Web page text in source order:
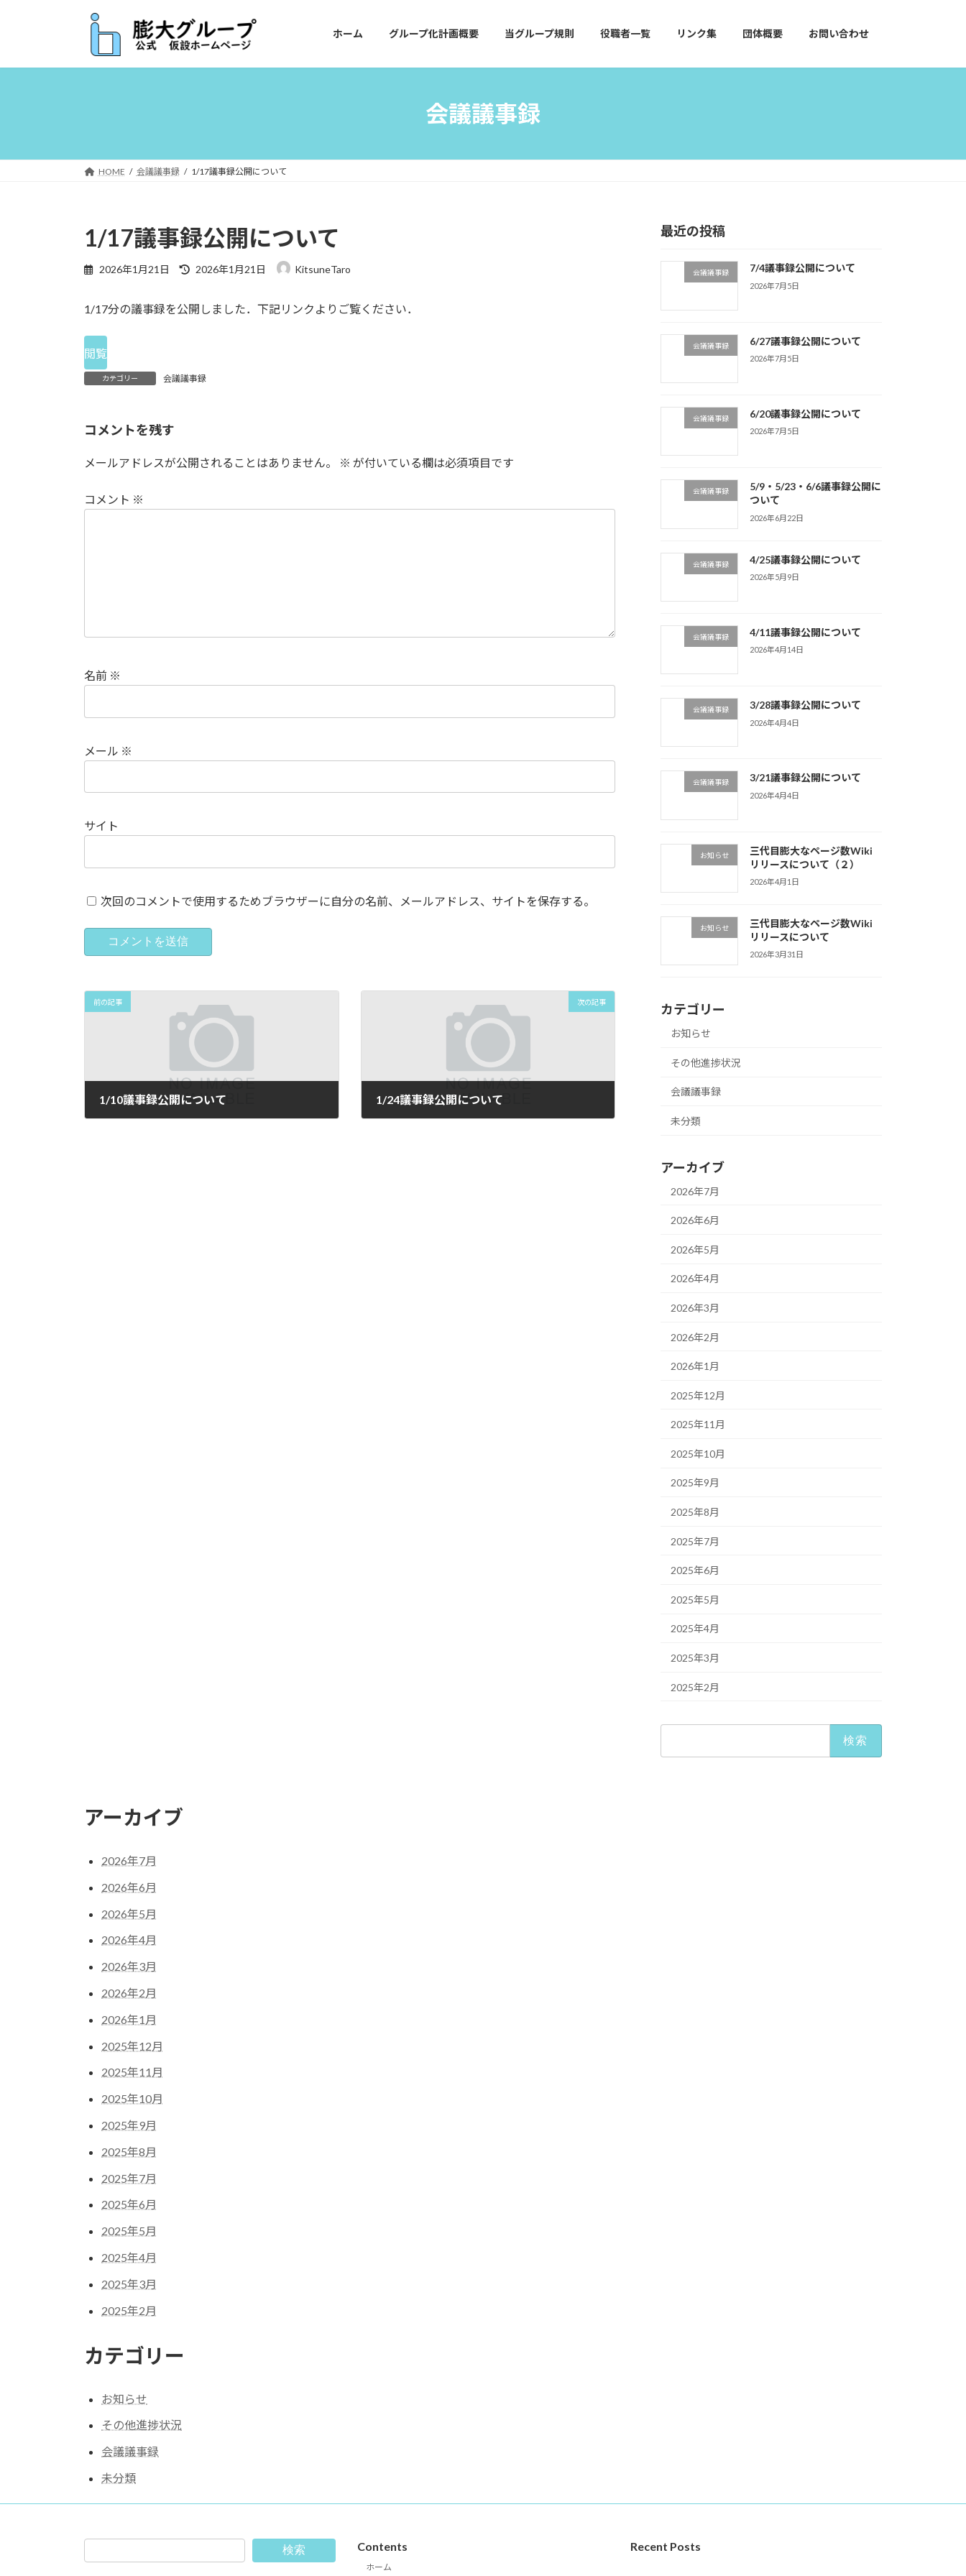
プ
動
ホーム グループ化計画概要 当グループ規則 役職者一覧 リンク集 団体概要 お問い合わせ
会議議事録
HOME 会議議事録 1/17議事録公開について
1/17議事録公開について
2026年1月21日
最
新
2026年1月21日 KitsuneTaro
1/17分の議事録を公開しました．下記リンクよりご覧ください．
閲覧
カテゴリー 会議議事録
コメントを残す
メールアドレスが公開されることはありません。 ※ が付いている欄は必須項目です
コメント ※
名前 ※
メール ※
サイト
次回のコメントで使用するためブラウザーに自分の名前、メールアドレス、サイトを保存する。
前の記事
1/10議事録公開について
次の記事
1/24議事録公開について
最近の投稿
会議議事録 7/4議事録公開について
2026年7月5日
会議議事録 6/27議事録公開について
2026年7月5日
会議議事録 6/20議事録公開について
2026年7月5日
会議議事録
5/9・5/23・6/6議事録公開に
ついて
2026年6月22日
会議議事録 4/25議事録公開について
2026年5月9日
会議議事録 4/11議事録公開について
2026年4月14日
会議議事録 3/28議事録公開について
2026年4月4日
会議議事録 3/21議事録公開について
2026年4月4日
お知らせ
三代目膨大なページ数Wiki
リリースについて（２）
2026年4月1日
お知らせ
三代目膨大なページ数Wiki
リリースについて
2026年3月31日
カテゴリー
お知らせ
その他進捗状況
会議議事録
未分類
アーカイブ
2026年7月
2026年6月
2026年5月
2026年4月
2026年3月
2026年2月
2026年1月
2025年12月
2025年11月
2025年10月
2025年9月
2025年8月
2025年7月
2025年6月
2025年5月
2025年4月
2025年3月
2025年2月
アーカイブ
2026年7月
2026年6月
2026年5月
2026年4月
2026年3月
2026年2月
2026年1月
2025年12月
2025年11月
2025年10月
2025年9月
2025年8月
2025年7月
2025年6月
2025年5月
2025年4月
2025年3月
2025年2月
カテゴリー
お知らせ
その他進捗状況
会議議事録
未分類
検索 Contents
ホーム
Recent Posts